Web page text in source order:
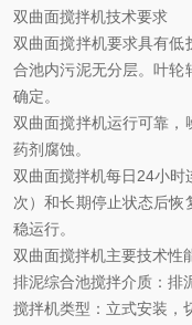
双曲面搅拌机技术要求
双曲面搅拌机要求具有低
合池内污泥无分层。叶轮
确定。
双曲面搅拌机运行可靠，
药剂腐蚀。
双曲面搅拌机每日24小时
次）和长期停止状态后
稳运行。
双曲面搅拌机主要技术性
排泥综合池搅拌介质：排
搅拌机类型：立式安装，